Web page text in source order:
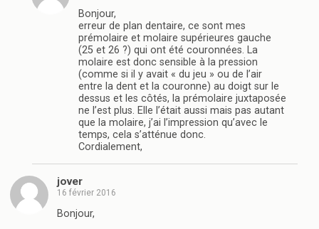
Bonjour,
erreur de plan dentaire, ce sont mes
prémolaire et molaire supérieures gauche
(25 et 26 ?) qui ont été couronnées. La
molaire est donc sensible à la pression
(comme si il y avait « du jeu » ou de l’air
entre la dent et la couronne) au doigt sur le
dessus et les côtés, la prémolaire juxtaposée
ne l’est plus. Elle l’était aussi mais pas autant
que la molaire, j’ai l’impression qu’avec le
temps, cela s’atténue donc.
Cordialement,
jover
16 février 2016
Bonjour,